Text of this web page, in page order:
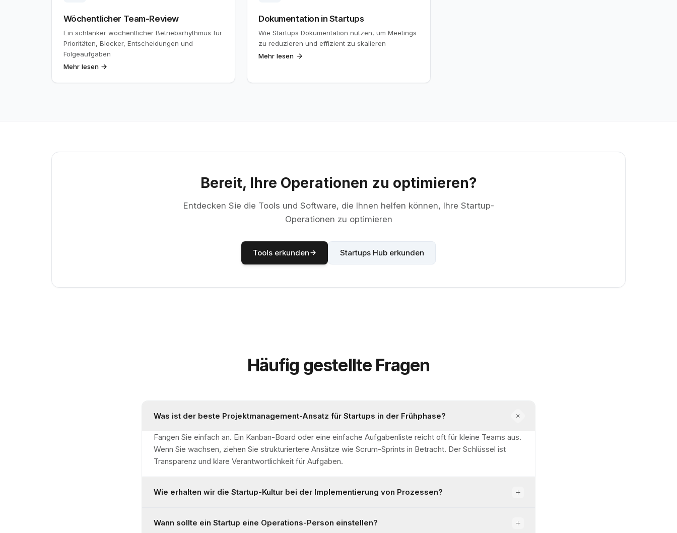
Wöchentlicher Team-Review
Ein schlanker wöchentlicher Betriebsrhythmus für
Prioritäten, Blocker, Entscheidungen und
Folgeaufgaben
Mehr lesen
Dokumentation in Startups
Wie Startups Dokumentation nutzen, um Meetings
zu reduzieren und effizient zu skalieren
Mehr lesen
Bereit, Ihre Operationen zu optimieren?
Entdecken Sie die Tools und Software, die Ihnen helfen können, Ihre Startup-
Operationen zu optimieren
Tools erkunden Startups Hub erkunden
Häufig gestellte Fragen
Was ist der beste Projektmanagement-Ansatz für Startups in der Frühphase?
Fangen Sie einfach an. Ein Kanban-Board oder eine einfache Aufgabenliste reicht oft für kleine Teams aus.
Wenn Sie wachsen, ziehen Sie strukturiertere Ansätze wie Scrum-Sprints in Betracht. Der Schlüssel ist
Transparenz und klare Verantwortlichkeit für Aufgaben.
Wie erhalten wir die Startup-Kultur bei der Implementierung von Prozessen?
Wann sollte ein Startup eine Operations-Person einstellen?